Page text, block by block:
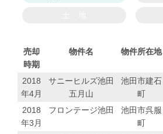
売却
時期
物件名 物件所在地
2018
年4月
サニーヒルズ池田
五月山
池田市建石
町
2018
年3月
フロンテージ池田
池田市呉服
町